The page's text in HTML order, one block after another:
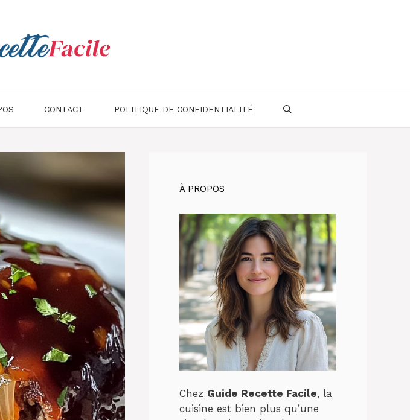
CONTACT POLITIQUE DE CONFIDENTIALITÉ
À PROPOS
Chez Guide Recette Facile, la
cuisine est bien plus qu’une